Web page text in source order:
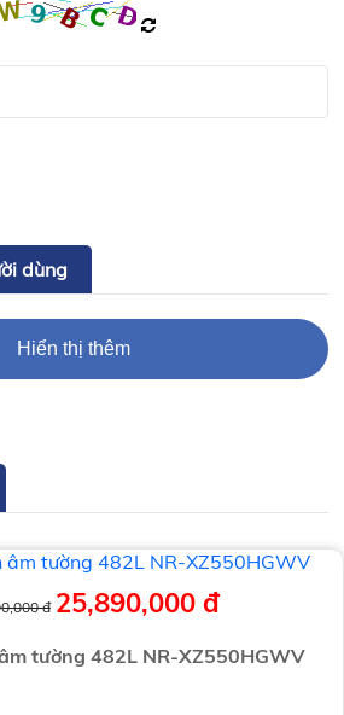
dùng
Hiển thị thêm
đ 25,890,000 đ
tường 482L NR-XZ550HGWV